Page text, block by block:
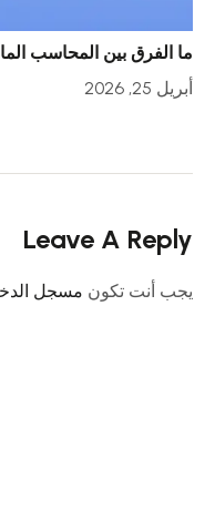
ما الفرق بين المحاسب
أبريل 25, 2026
Leave A Reply
يجب أنت تكون مسجل